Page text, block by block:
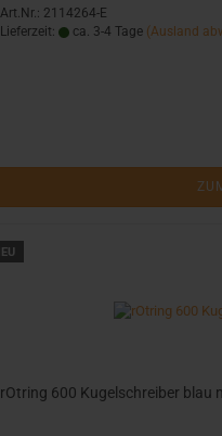
Art.Nr.: 2114264-E
Lieferzeit:
ca. 3-4 Tage (Ausland
rOtring 600 Kugelschreiber blau